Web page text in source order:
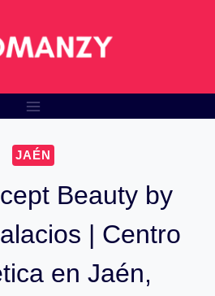
JAÉN
Beauty by
| Centro
en Jaén,